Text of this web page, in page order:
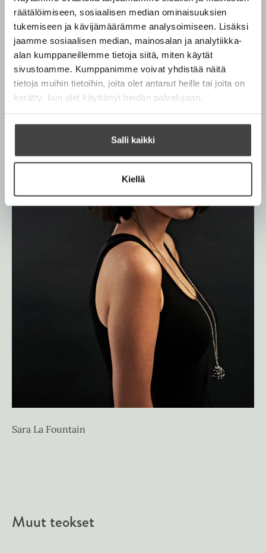
räätälöimiseen, sosiaalisen median ominaisuuksien
tukemiseen ja kävijämäärämme analysoimiseen. Lisäksi
jaamme sosiaalisen median, mainosalan ja analytiikka-
alan kumppaneillemme tietoja siitä, miten käytät
sivustoamme. Kumppanimme voivat yhdistää näitä
tietoja muihin tietoihin, joita olet antanut heille tai joita on
kerätty, kun olet käyttänyt heidän palvelujaan.
Salli kaikki
Kiellä
n
v
ä
l
i
l
e
h
n
a
r
a
L
a
F
o
u
n
t
n
Sara La Fountain
Muut teokset